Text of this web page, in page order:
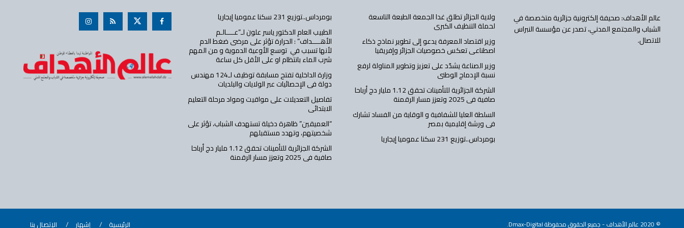
عالم الأهداف: صحيفة إلكترونية جزائرية متخصصة في
الشباب والمجتمع المدني، تصدر عن مؤسسة النبراس
للاتصال.
ولاية الجزائر تطلق غدا الجمعة الطبعة التاسعة
لحملة التنظيف الكبرى
وزير اقتصاد المعرفة يدعو إلى تطوير نماذج ذكاء
اصطناعي تعكس خصوصيات الجزائر وإفريقيا
وزير الصناعة يشدّد على تعزيز وتطوير المناولة لرفع
نسبة الإدماج الوطني
الشركة الجزائرية للتأمينات تحقق 1.12 مليار دج أرباحا
صافية في 2025 وتعزز مسار الرقمنة
السلطة العليا للشفافية و الوقاية من الفساد تشارك
في ورشة إقليمية بمصر
بومرداس..توزيع 231 سكنا عموميا إيجاريا
بومرداس..توزيع 231 سكنا عموميا إيجاريا
الطبيب العام الدكتور ياسر علون لـ”عــــالـم
الأهــــداف” : الحرارة تؤثر على مرضى ضغط الدم
لأنها تسبب في توسع الأوعية الدموية و من المهم
شرب الماء بانتظام او على الأقل كل ساعة
وزارة الداخلية تفتح مسابقة توظيف لـ124 مهندس
دولة في الإحصائيات عبر الولايات والبلديات
تفاصيل التعديلات على مواقيت ومواد مرحلة التعليم
الابتدائي
“العميقين” ظاهرة دخيلة تستهدف الشباب، تؤثر على
شخصيتهم، وتهدد مستقبلهم
الشركة الجزائرية للتأمينات تحقق 1.12 مليار دج أرباحا
صافية في 2025 وتعزز مسار الرقمنة
الرئيسية إشهار الإتصال بنا © 2020 عالم الأهداف- جميع الحقوق محفوظة Dmax-Digital.